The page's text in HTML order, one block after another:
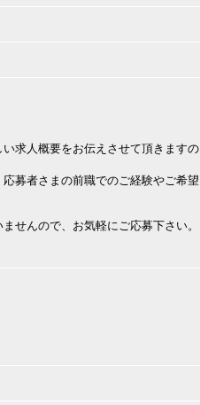
求人概要をお伝えさせて頂きますの
募者さまの前職でのご経験やご希望
せんので、お気軽にご応募下さい。